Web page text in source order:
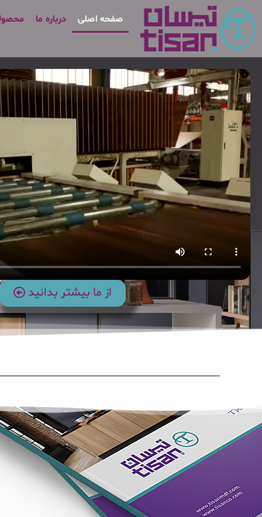
صفحه اصلی درباره ما
از ما بیشتر بدانید